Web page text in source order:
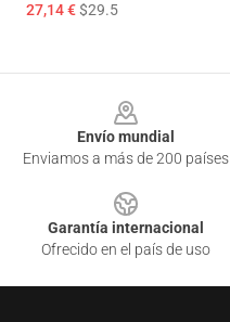
27,14 €$29.5
Envío mundial
Enviamos a más de 200 países
Garantía internacional
Ofrecido en el país de uso